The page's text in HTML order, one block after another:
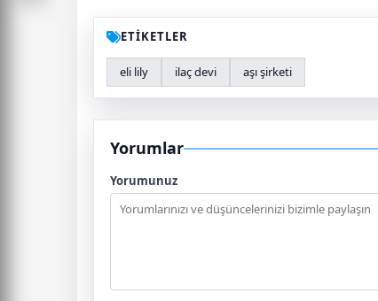
ETİKETLER
eli lily ilaç devi aşı şirketi
Yorumlar
Yorumunuz